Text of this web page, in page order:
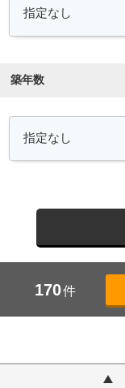
築年数
170件